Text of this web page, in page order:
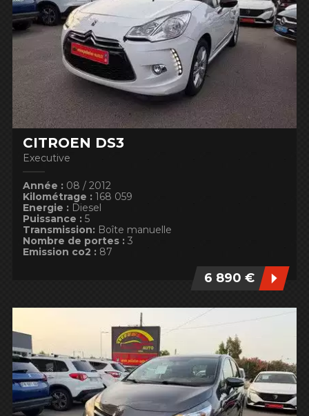
CITROËN DS3
Executive
Année :08 / 2012
Kilométrage :168 059
Energie :Diesel
Puissance :5
Transmission:Boîte manuelle
Nombre de portes :3
Emission co2 :87
6 890 €